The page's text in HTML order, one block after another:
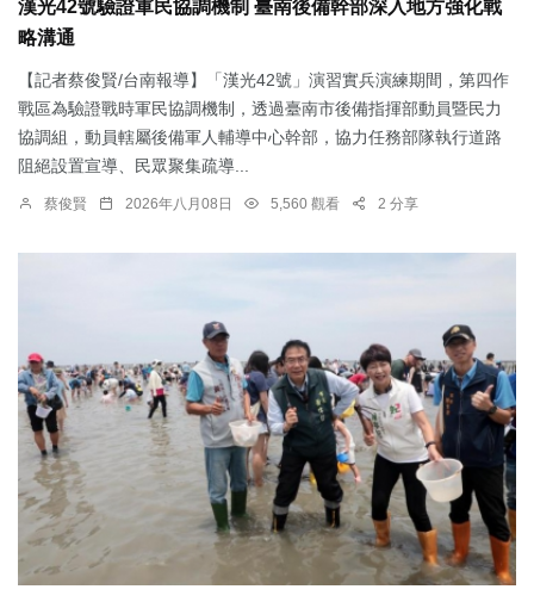
漢光42號驗證軍民協調機制 臺南後備幹部深入地方強化戰
略溝通
【記者蔡俊賢/台南報導】「漢光42號」演習實兵演練期間，第四作
戰區為驗證戰時軍民協調機制，透過臺南市後備指揮部動員暨民力
協調組，動員轄屬後備軍人輔導中心幹部，協力任務部隊執行道路
阻絕設置宣導、民眾聚集疏導...
蔡俊賢 2026年八月08日 5,560 觀看 2 分享